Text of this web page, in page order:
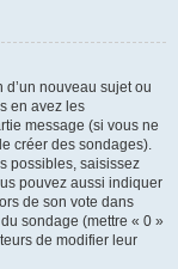
nouveau sujet ou
en avez les
message (si vous ne
créer des sondages).
possibles, saisissez
pouvez aussi indiquer
de son vote dans
sondage (mettre « 0 »
de modifier leur